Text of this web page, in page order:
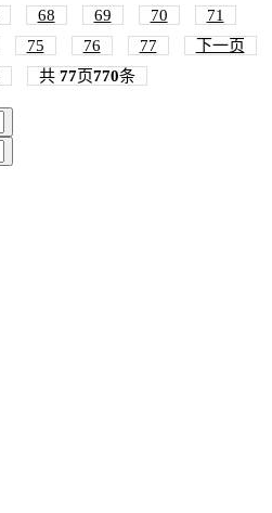
68 69 70
71
75 76 77
下一页
共 77页770条